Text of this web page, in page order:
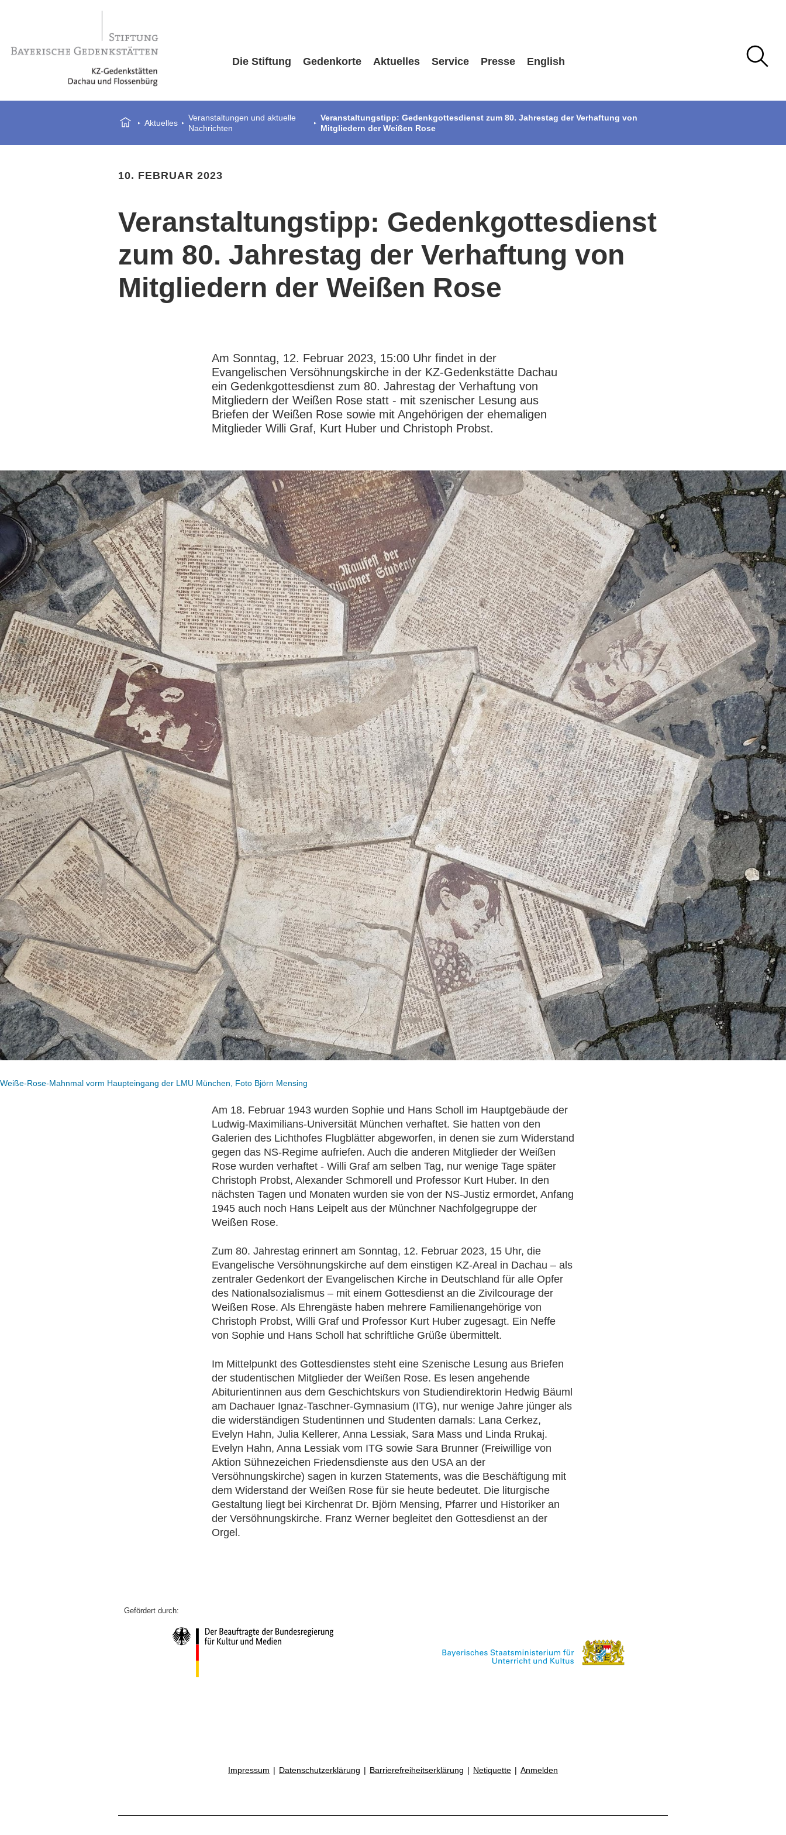
Die Stiftung Gedenkorte Aktuelles Service Presse English
Aktuelles
Veranstaltungen und aktuelle
Nachrichten
Veranstaltungstipp: Gedenkgottesdienst zum 80. Jahrestag der Verhaftung von
Mitgliedern der Weißen Rose
10. FEBRUAR 2023
Veranstaltungstipp: Gedenkgottesdienst
zum 80. Jahrestag der Verhaftung von
Mitgliedern der Weißen Rose
Am Sonntag, 12. Februar 2023, 15:00 Uhr findet in der
Evangelischen Versöhnungskirche in der KZ-Gedenkstätte Dachau
ein Gedenkgottesdienst zum 80. Jahrestag der Verhaftung von
Mitgliedern der Weißen Rose statt - mit szenischer Lesung aus
Briefen der Weißen Rose sowie mit Angehörigen der ehemaligen
Mitglieder Willi Graf, Kurt Huber und Christoph Probst.
Weiße-Rose-Mahnmal vorm Haupteingang der LMU München, Foto Björn Mensing
Am 18. Februar 1943 wurden Sophie und Hans Scholl im Hauptgebäude der
Ludwig-Maximilians-Universität München verhaftet. Sie hatten von den
Galerien des Lichthofes Flugblätter abgeworfen, in denen sie zum Widerstand
gegen das NS-Regime aufriefen. Auch die anderen Mitglieder der Weißen
Rose wurden verhaftet - Willi Graf am selben Tag, nur wenige Tage später
Christoph Probst, Alexander Schmorell und Professor Kurt Huber. In den
nächsten Tagen und Monaten wurden sie von der NS-Justiz ermordet, Anfang
1945 auch noch Hans Leipelt aus der Münchner Nachfolgegruppe der
Weißen Rose.
Zum 80. Jahrestag erinnert am Sonntag, 12. Februar 2023, 15 Uhr, die
Evangelische Versöhnungskirche auf dem einstigen KZ-Areal in Dachau – als
zentraler Gedenkort der Evangelischen Kirche in Deutschland für alle Opfer
des Nationalsozialismus – mit einem Gottesdienst an die Zivilcourage der
Weißen Rose. Als Ehrengäste haben mehrere Familienangehörige von
Christoph Probst, Willi Graf und Professor Kurt Huber zugesagt. Ein Neffe
von Sophie und Hans Scholl hat schriftliche Grüße übermittelt.
Im Mittelpunkt des Gottesdienstes steht eine Szenische Lesung aus Briefen
der studentischen Mitglieder der Weißen Rose. Es lesen angehende
Abiturientinnen aus dem Geschichtskurs von Studiendirektorin Hedwig Bäuml
am Dachauer Ignaz-Taschner-Gymnasium (ITG), nur wenige Jahre jünger als
die widerständigen Studentinnen und Studenten damals: Lana Cerkez,
Evelyn Hahn, Julia Kellerer, Anna Lessiak, Sara Mass und Linda Rrukaj.
Evelyn Hahn, Anna Lessiak vom ITG sowie Sara Brunner (Freiwillige von
Aktion Sühnezeichen Friedensdienste aus den USA an der
Versöhnungskirche) sagen in kurzen Statements, was die Beschäftigung mit
dem Widerstand der Weißen Rose für sie heute bedeutet. Die liturgische
Gestaltung liegt bei Kirchenrat Dr. Björn Mensing, Pfarrer und Historiker an
der Versöhnungskirche. Franz Werner begleitet den Gottesdienst an der
Orgel.
Impressum Datenschutzerklärung Barrierefreiheitserklärung Netiquette Anmelden